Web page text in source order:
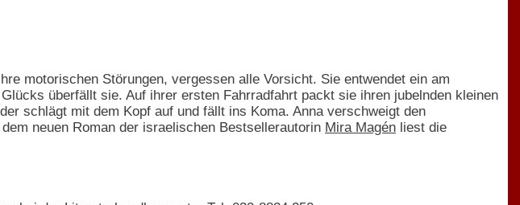
motorischen Störungen, vergessen alle Vorsicht. Sie entwendet ein am
überfällt sie. Auf ihrer ersten Fahrradfahrt packt sie ihren jubelnden kleinen
schlägt mit dem Kopf auf und fällt ins Koma. Anna verschweigt den
neuen Roman der israelischen Bestsellerautorin Mira Magén liest die